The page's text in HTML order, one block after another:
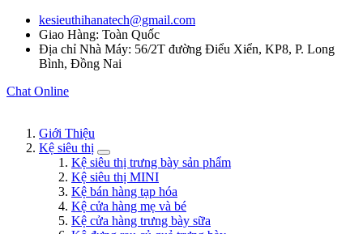
kesieuthihanatech@gmail.com
Giao Hàng: Toàn Quốc
Địa chỉ Nhà Máy: 56/2T đường Điểu Xiển, KP8, P. Long
Bình, Đồng Nai
Chat Online
Giới Thiệu
Kệ siêu thị
Kệ siêu thị trưng bày sản phẩm
Kệ siêu thị MINI
Kệ bán hàng tạp hóa
Kệ cửa hàng mẹ và bé
Kệ cửa hàng trưng bày sữa